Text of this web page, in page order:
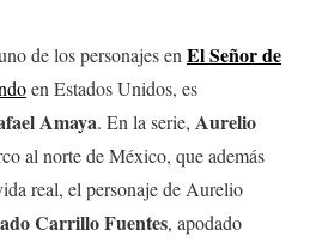
de los personajes en El Señor de
en Estados Unidos, es
Amaya. En la serie, Aurelio
al norte de México, que además
real, el personaje de Aurelio
Carrillo Fuentes, apodado